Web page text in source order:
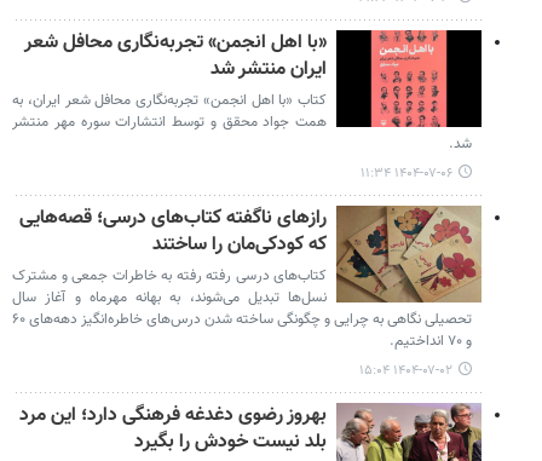
«با اهل انجمن» تجربه‌نگاری محافل شعر
ایران منتشر شد
کتاب «با اهل انجمن» تجربه‌نگاری محافل شعر ایران، به
همت جواد محقق و توسط انتشارات سوره مهر منتشر
شد.
۱۴۰۴-۰۷-۰۶ ۱۱:۳۴
رازهای ناگفته کتاب‌های درسی؛ قصه‌هایی
که کودکی‌مان را ساختند
کتاب‌های درسی رفته رفته به خاطرات جمعی و مشترک
نسل‌ها تبدیل می‌شوند، به بهانه مهرماه و آغاز سال
تحصیلی نگاهی به چرایی و چگونگی ساخته شدن درس‌های خاطره‌انگیز دهه‌های ۶۰
و ۷۰ انداختیم.
۱۴۰۴-۰۷-۰۲ ۱۵:۰۴
بهروز رضوی دغدغه فرهنگی دارد؛ این مرد
بلد نیست خودش را بگیرد